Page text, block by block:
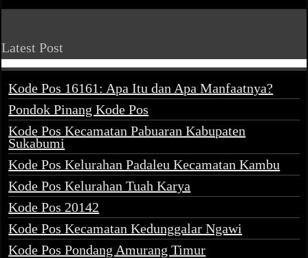
Latest Post
Kode Pos 16161: Apa Itu dan Apa Manfaatnya?
Pondok Pinang Kode Pos
Kode Pos Kecamatan Pabuaran Kabupaten
Sukabumi
Kode Pos Kelurahan Padaleu Kecamatan Kambu
Kode Pos Kelurahan Tuah Karya
Kode Pos 20142
Kode Pos Kecamatan Kedunggalar Ngawi
Kode Pos Pondang Amurang Timur